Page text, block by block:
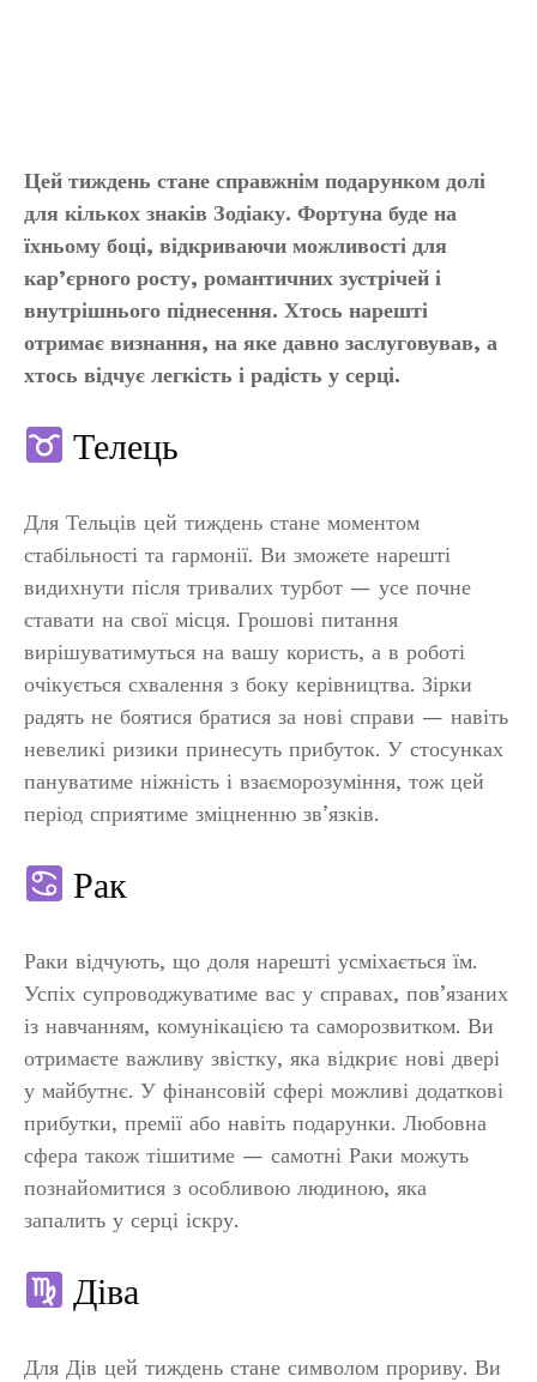
Цей тиждень стане справжнім подарунком долі
для кількох знаків Зодіаку. Фортуна буде на
їхньому боці, відкриваючи можливості для
кар’єрного росту, романтичних зустрічей і
внутрішнього піднесення. Хтось нарешті
отримає визнання, на яке давно заслуговував, а
хтось відчує легкість і радість у серці.
Телець
Для Тельців цей тиждень стане моментом
стабільності та гармонії. Ви зможете нарешті
видихнути після тривалих турбот — усе почне
ставати на свої місця. Грошові питання
вирішуватимуться на вашу користь, а в роботі
очікується схвалення з боку керівництва. Зірки
радять не боятися братися за нові справи — навіть
невеликі ризики принесуть прибуток. У стосунках
пануватиме ніжність і взаєморозуміння, тож цей
період сприятиме зміцненню зв’язків.
Рак
Раки відчують, що доля нарешті усміхається їм.
Успіх супроводжуватиме вас у справах, пов’язаних
із навчанням, комунікацією та саморозвитком. Ви
отримаєте важливу звістку, яка відкриє нові двері
у майбутнє. У фінансовій сфері можливі додаткові
прибутки, премії або навіть подарунки. Любовна
сфера також тішитиме — самотні Раки можуть
познайомитися з особливою людиною, яка
запалить у серці іскру.
Діва
Для Дів цей тиждень стане символом прориву. Ви